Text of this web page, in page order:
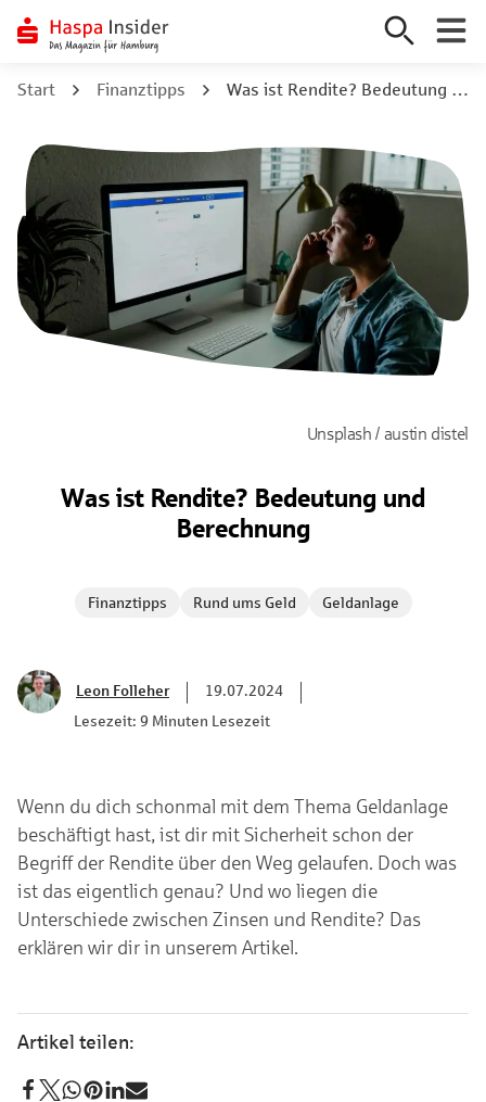
Inhalt
Start Finanztipps Was ist Rendite? Bedeutung und Berechnung
Unsplash / austin distel
Was ist Rendite? Bedeutung und
Berechnung
Finanztipps Rund ums Geld Geldanlage
Leon Folleher
19.07.2024
Lesezeit: 9 Minuten Lesezeit
Wenn du dich schonmal mit dem Thema Geldanlage
beschäftigt hast, ist dir mit Sicherheit schon der
Begriff der Rendite über den Weg gelaufen. Doch was
ist das eigentlich genau? Und wo liegen die
Unterschiede zwischen Zinsen und Rendite? Das
erklären wir dir in unserem Artikel.